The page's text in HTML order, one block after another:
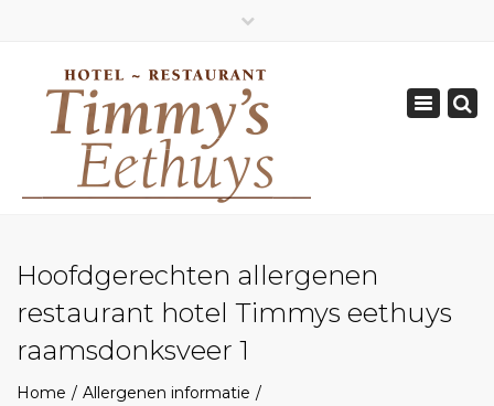
Geopend van Zaterdag: 17.00 - 22.00 uur
0162-512570
info@timmys.nl
Toggle
Hoofdgerechten allergenen
restaurant hotel Timmys eethuys
raamsdonksveer 1
Home
Allergenen informatie